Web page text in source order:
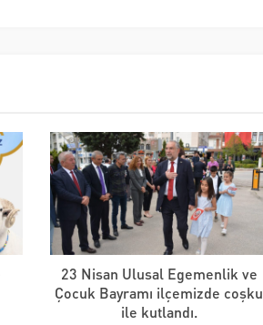
23 Nisan Ulusal Egemenlik ve
Çocuk Bayramı ilçemizde coşku
ile kutlandı.